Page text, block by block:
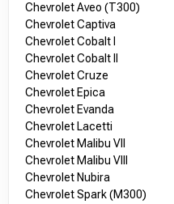
Chevrolet Aveo (T300)
Chevrolet Captiva
Chevrolet Cobalt I
Chevrolet Cobalt II
Chevrolet Cruze
Chevrolet Epica
Chevrolet Evanda
Chevrolet Lacetti
Chevrolet Malibu VII
Chevrolet Malibu VIII
Chevrolet Nubira
Chevrolet Spark (M300)